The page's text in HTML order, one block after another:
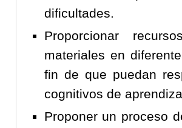
dificultades.
Proporcionar
materiales en
fin de que puedan
cognitivos de
Proponer un proceso